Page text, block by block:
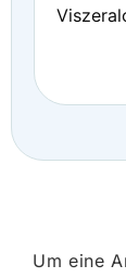
Um eine